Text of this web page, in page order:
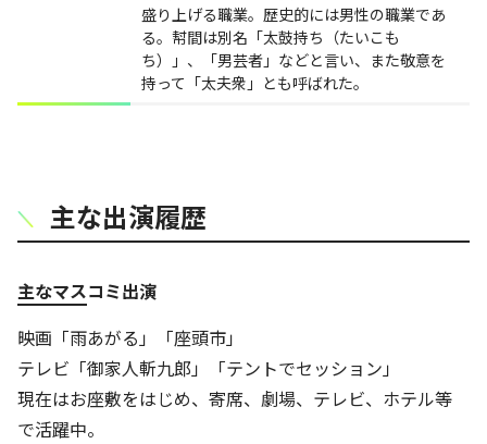
盛り上げる職業。歴史的には男性の職業であ
る。幇間は別名「太鼓持ち（たいこも
ち）」、「男芸者」などと言い、また敬意を
持って「太夫衆」とも呼ばれた。
主な出演履歴
主なマスコミ出演
映画「雨あがる」「座頭市」
テレビ「御家人斬九郎」「テントでセッション」
現在はお座敷をはじめ、寄席、劇場、テレビ、ホテル等
で活躍中。